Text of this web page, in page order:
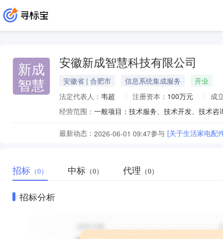
新成
智慧
安徽新成智慧科技有限公司
安徽省 | 合肥市 信息系统集成服务
开业
法定代表人： 韦超 注册资本： 100万元
成
经营范围：
最新动态： 2026-06-01 09:47参与 [关于生活家电配
招标 （0） 中标 （0） 代理 （0）
招标分析